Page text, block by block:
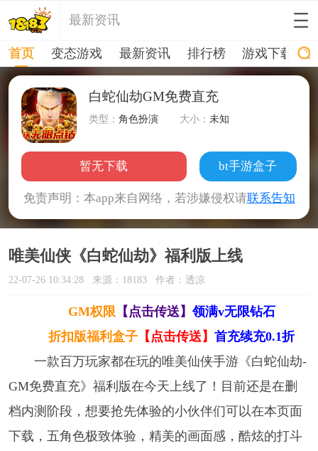
最新资讯
首页 变态游戏 最新资讯 排行榜 游戏下载
白蛇仙劫GM免费直充
类型：角色扮演 大小：未知
暂无下载 bt手游盒子
免责声明：本app来自网络，若涉嫌侵权请联系告知
唯美仙侠《白蛇仙劫》福利版上线
22-07-26 10:34:28 来源：18183 作者：透凉
GM权限 【点击传送】 领满v无限钻石
折扣版福利盒子 【点击传送】首充续充0.1折
一款百万玩家都在玩的唯美仙侠手游《白蛇仙劫-
GM免费直充》福利版在今天上线了！目前还是在删
档内测阶段，想要抢先体验的小伙伴们可以在本页面
下载，五角色极致体验，精美的画面感，酷炫的打斗